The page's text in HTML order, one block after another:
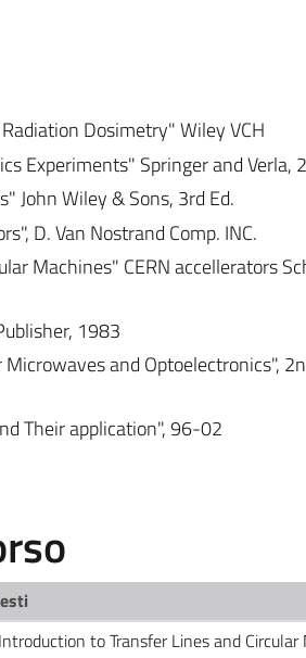
Dosimetry" Wiley VCH
Experiments" Springer and Verla,
John Wiley & Sons, 3rd Ed.
D. Van Nostrand Comp. INC.
Machines" CERN accellerators
1983
and Optoelectronics",
Their application", 96-02
to Transfer Lines and Circular